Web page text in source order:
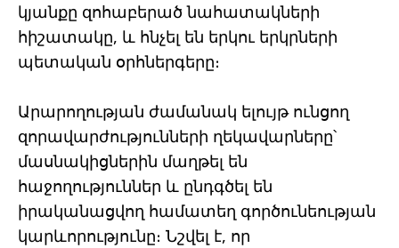
կյանքը զոհաբերած նահատակների
հիշատակը, և հնչել են երկու երկրների
պետական ​​օրհներգերը։
Արարողության ժամանակ ելույթ ունցող
զորավարժությունների ղեկավարները՝
մասնակիցներին մաղթել են
հաջողություններ և ընդգծել են
իրականացվող համատեղ գործունեության
կարևորությունը։ Նշվել է, որ